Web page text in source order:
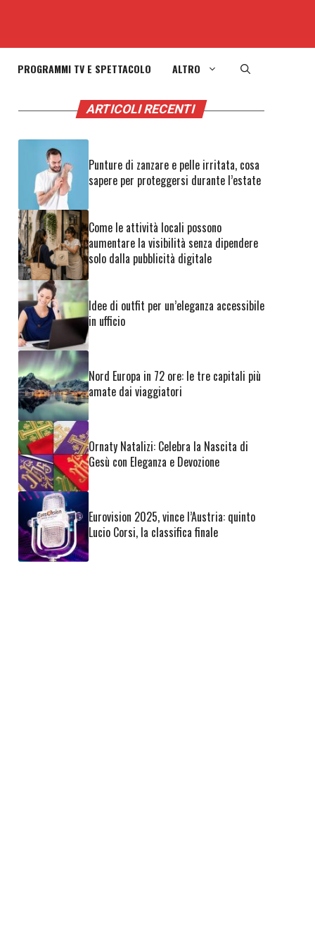
PROGRAMMI TV E SPETTACOLO ALTRO
ARTICOLI RECENTI
Punture di zanzare e pelle irritata, cosa
sapere per proteggersi durante l’estate
Come le attività locali possono
aumentare la visibilità senza dipendere
solo dalla pubblicità digitale
Idee di outfit per un’eleganza accessibile
in ufficio
Nord Europa in 72 ore: le tre capitali più
amate dai viaggiatori
Ornaty Natalizi: Celebra la Nascita di
Gesù con Eleganza e Devozione
Eurovision 2025, vince l’Austria: quinto
Lucio Corsi, la classifica finale